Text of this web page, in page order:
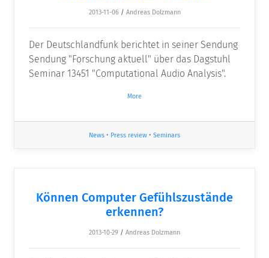
2013-11-06 / Andreas Dolzmann
Der Deutschlandfunk berichtet in seiner Sendung
Sendung "Forschung aktuell" über das Dagstuhl
Seminar 13451 "Computational Audio Analysis".
More
News • Press review • Seminars
Können Computer Gefühlszustände
erkennen?
2013-10-29 / Andreas Dolzmann